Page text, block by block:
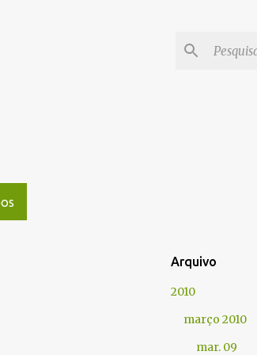
Arquivo
2010
março 2010
mar. 09